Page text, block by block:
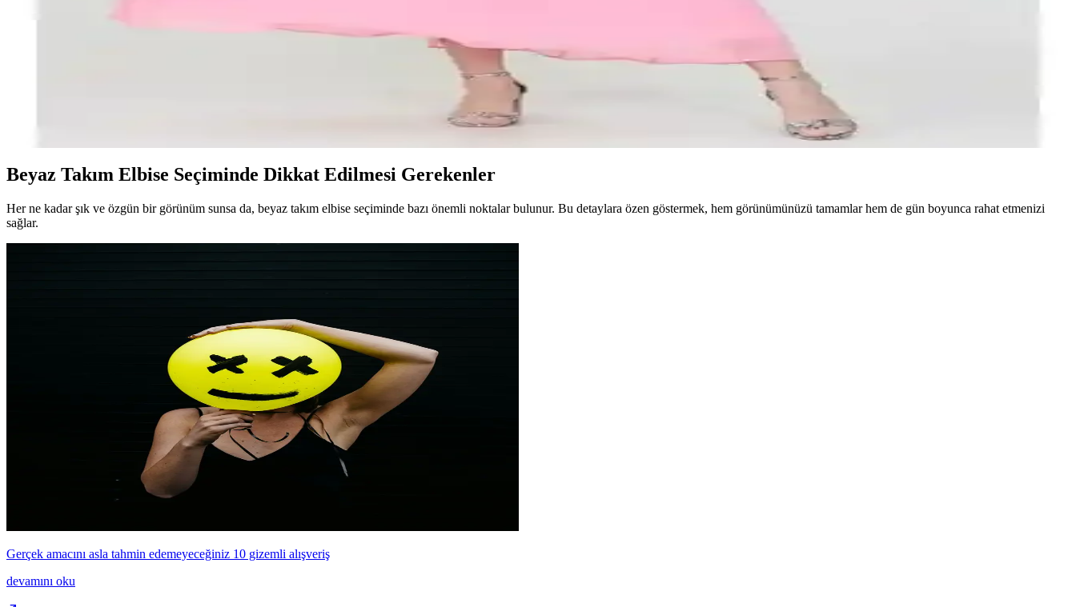
Neşeli Butik Kadın Kruvaze Yaka Bağlama Detaylı Uzun Şifon Elbise Özellikleri ve Kullanım Alanları
Neşeli Butik'in uzun şifon elbisesi, kruvaze yaka ve bağlama detaylarıyla özel günler ve nikahlar için ideal, rahat ve şık tasarımıyla dikkat çeker. %100 polyester hafif kumaşıyla konfor sağlar.
Neşeli Butik Kadın Kuşaklı Pudra Uzun Şifon Elbise Şıklık ve Zarafetin Modern Yansıması
Neşeli Butik'in pudra uzun şifon elbisesi, zarif tasarımı ve hafif kumaşıyla özel günlerde şıklık ve konfor sağlıyor, çeşitli aksesuarlarla farklı tarzlar yakalanabilir.
Beyaz Takım Elbise Seçiminde Dikkat Edilmesi Gerekenler
Her ne kadar şık ve özgün bir görünüm sunsa da, beyaz takım elbise seçiminde bazı önemli noktalar bulunur. Bu detaylara özen göstermek, hem görünümünüzü tamamlar hem de gün boyunca rahat etmenizi
sağlar.
Gerçek amacını asla tahmin edemeyeceğiniz 10 gizemli alışveriş
devamını oku